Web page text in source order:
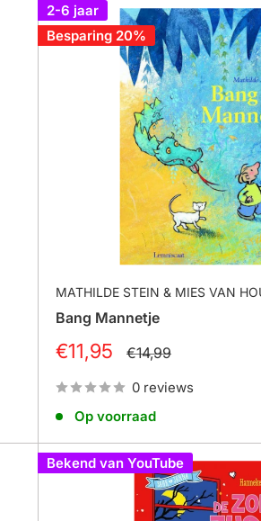
2-6 jaar
Besparing 20%
MATHILDE STEIN & MIES VAN
Bang Mannetje
Prijs
€11,95
Normale
prijs
€14,99
0 reviews
Op voorraad
Bekend van YouTube